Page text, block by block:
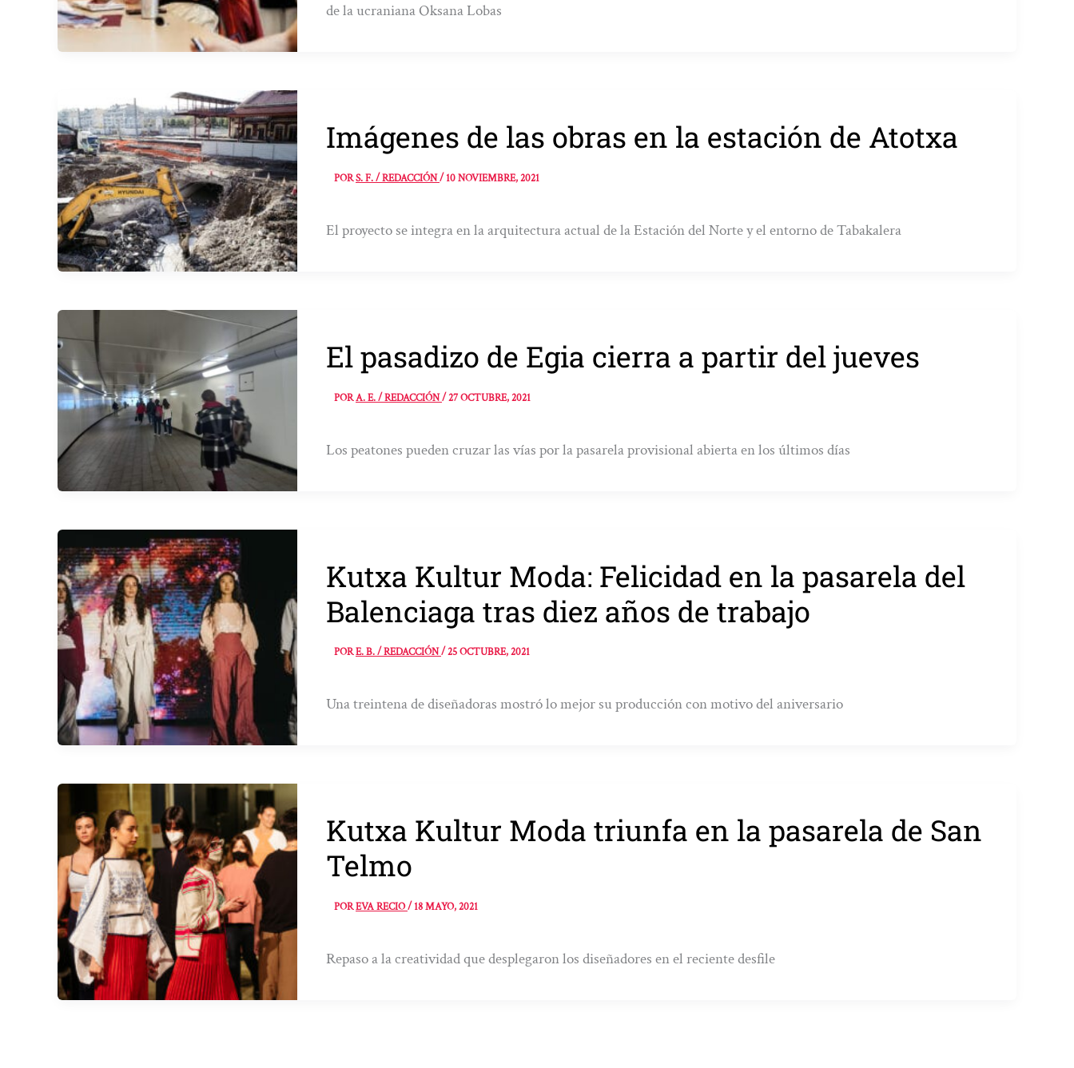
de la ucraniana Oksana Lobas
Imágenes de las obras en la estación de Atotxa
PORS. F. / REDACCIÓN/10 NOVIEMBRE, 2021
El proyecto se integra en la arquitectura actual de la Estación del Norte y el entorno de Tabakalera
El pasadizo de Egia cierra a partir del jueves
PORA. E. / REDACCIÓN/27 OCTUBRE, 2021
Los peatones pueden cruzar las vías por la pasarela provisional abierta en los últimos días
Kutxa Kultur Moda: Felicidad en la pasarela del
Balenciaga tras diez años de trabajo
PORE. B. / REDACCIÓN/25 OCTUBRE, 2021
Una treintena de diseñadoras mostró lo mejor su producción con motivo del aniversario
Kutxa Kultur Moda triunfa en la pasarela de San
Telmo
POREVA RECIO/18 MAYO, 2021
Repaso a la creatividad que desplegaron los diseñadores en el reciente desfile